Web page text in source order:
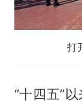
打
“十四五”